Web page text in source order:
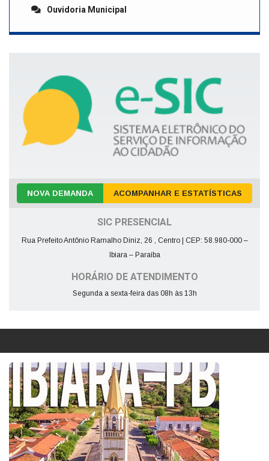
Ouvidoria Municipal
NOVA DEMANDA ACOMPANHAR E ESTATÍSTICAS
SIC PRESENCIAL
Rua Prefeito Antônio Ramalho Diniz, 26 , Centro | CEP: 58.980-000 –
Ibiara – Paraíba
HORÁRIO DE ATENDIMENTO
Segunda a sexta-feira das 08h às 13h